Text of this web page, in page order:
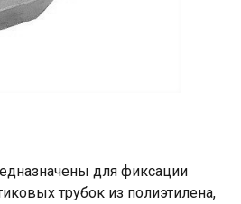
для фиксации
трубок из полиэтилена,